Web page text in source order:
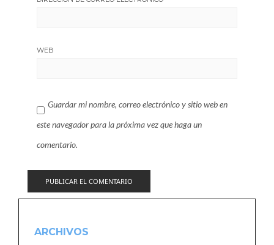
WEB
Guardar mi nombre, correo electrónico y sitio web en
este navegador para la próxima vez que haga un
comentario.
ARCHIVOS